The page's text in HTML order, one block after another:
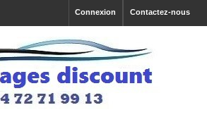
Contactez-nous
Connexion